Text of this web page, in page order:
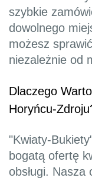
szybkie
dowolnego
możesz
niezależnie od
Dlaczego
Horyńcu-
"Kwiaty-
bogatą ofertę
obsługi.